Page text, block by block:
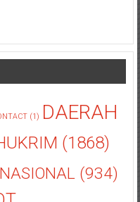
(1) DAERAH
(1868)
NASIONAL(934)